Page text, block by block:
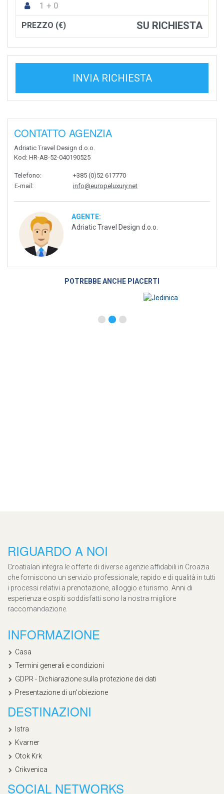
1 + 0
PREZZO (€) SU RICHIESTA
INVIA RICHIESTA
CONTATTO AGENZIA
Adriatic Travel Design d.o.o.
Kod : HR-AB-52-040190525
Telefono:
+385 (0)52 617770
E-mail : info@europeluxury.net
AGENTE:
Adriatic Travel Design d.o.o.
POTREBBE ANCHE PIACERTI
RIGUARDO A NOI
Croatialan integra le offerte di diverse agenzie affidabili in Croazia
che forniscono un servizio professionale, rapido e di qualità in tutti
i processi relativi a prenotazione, alloggio e turismo. Anni di
esperienza e ospiti soddisfatti sono la nostra migliore
raccomandazione.
INFORMAZIONE
Casa
Termini generali e condizioni
GDPR - Dichiarazione sulla protezione dei dati
Presentazione di un'obiezione
DESTINAZIONI
Istra
Kvarner
Otok Krk
Crikvenica
SOCIAL NETWORKS